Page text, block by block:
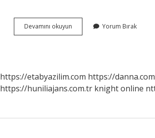
Devamını okuyun
Tarih
Yorum Bırak
https://etabyazilim.com https://
https://huniliajans.com.tr knight online